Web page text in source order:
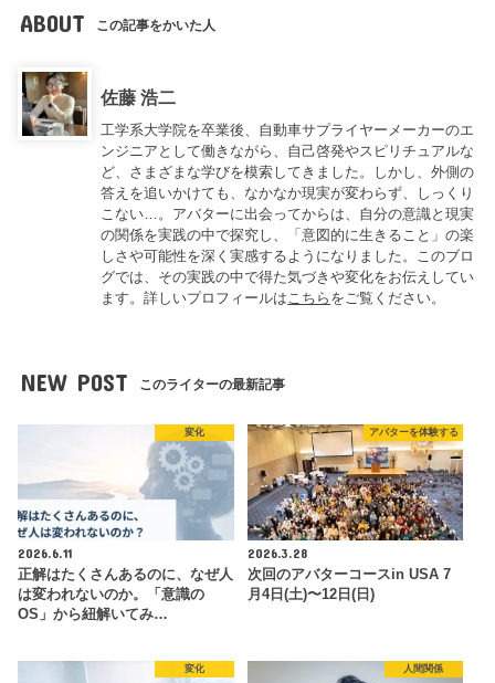
ABOUT この記事をかいた人
佐藤 浩二
工学系大学院を卒業後、自動車サプライヤーメーカーのエ
ンジニアとして働きながら、自己啓発やスピリチュアルな
ど、さまざまな学びを模索してきました。しかし、外側の
答えを追いかけても、なかなか現実が変わらず、しっくり
こない…。アバターに出会ってからは、自分の意識と現実
の関係を実践の中で探究し、「意図的に生きること」の楽
しさや可能性を深く実感するようになりました。このブロ
グでは、その実践の中で得た気づきや変化をお伝えしてい
ます。詳しいプロフィールは こちら をご覧ください。
NEW POST このライターの最新記事
変化
2026.6.11
正解はたくさんあるのに、なぜ人
は変われないのか。「意識の
OS」から紐解いてみ…
アバターを体験する
2026.3.28
次回のアバターコースin USA 7
月4日(土)〜12日(日)
変化 人間関係